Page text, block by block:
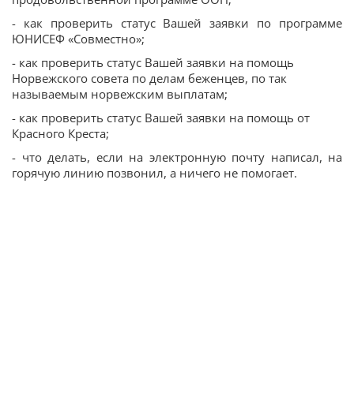
- как проверить статус Вашей заявки по программе
ЮНИСЕФ «Совместно»;
- как проверить статус Вашей заявки на помощь
Норвежского совета по делам беженцев, по так
называемым норвежским выплатам;
- как проверить статус Вашей заявки на помощь от
Красного Креста;
- что делать, если на электронную почту написал, на
горячую линию позвонил, а ничего не помогает.